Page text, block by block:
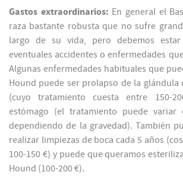
Gastos extraordinarios: En general el
raza bastante robusta que no sufre
largo de su vida, pero debemos estar
eventuales accidentes o enfermedades
Algunas enfermedades habituales que
Hound puede ser prolapso de la glándula
(cuyo tratamiento cuesta entre 150-
estómago (el tratamiento puede variar
dependiendo de la gravedad). También
realizar limpiezas de boca cada 5 años
100-150 €) y puede que queramos
Hound (100-200 €).